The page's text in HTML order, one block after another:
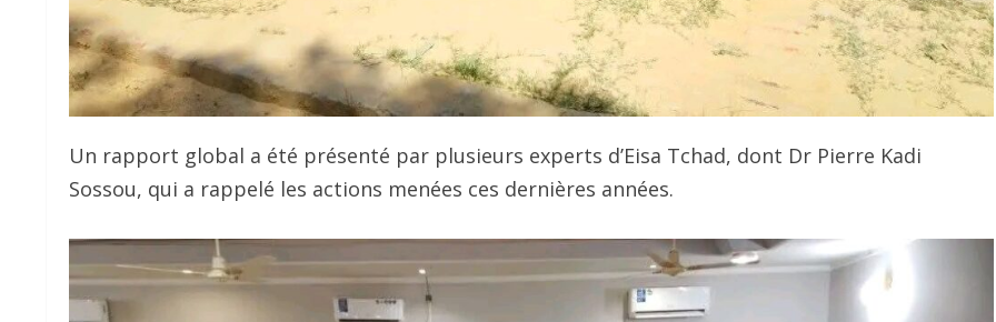
Un rapport global a été présenté par plusieurs experts d’Eisa Tchad, dont Dr Pierre Kadi
Sossou, qui a rappelé les actions menées ces dernières années.